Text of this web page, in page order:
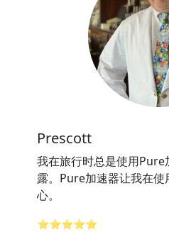
Prescott
我在旅行时总是使用
露。Pure加速器让我在
心。
⭐⭐⭐⭐⭐